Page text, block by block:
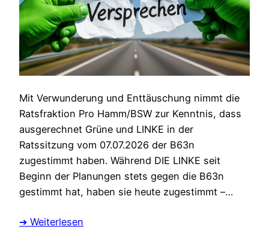
Mit Verwunderung und Enttäuschung nimmt die
Ratsfraktion Pro Hamm/BSW zur Kenntnis, dass
ausgerechnet Grüne und LINKE in der
Ratssitzung vom 07.07.2026 der B63n
zugestimmt haben. Während DIE LINKE seit
Beginn der Planungen stets gegen die B63n
gestimmt hat, haben sie heute zugestimmt –…
➔ Weiterlesen